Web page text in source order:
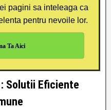
pagini sa inteleaga ca
pentru nevoile lor.
Ta Aici
Solutii Eficiente